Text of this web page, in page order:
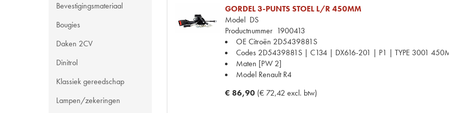
Bevestigingsmateriaal
Bougies
Daken 2CV
Dinitrol
Klassiek gereedschap
Lampen/zekeringen
GORDEL 3-PUNTS STOEL L/R 450MM
Model DS
Productnummer 1900413
OE Citroën 2D5439881S
Codes 2D5439881S | C134 | DX616-201 | P1 | TYPE 3001
Maten [PW 2]
Model Renault R4
€ 86,90 (€ 72,42 excl. btw)